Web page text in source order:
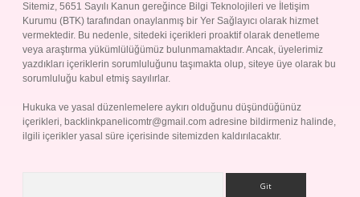
Sitemiz, 5651 Sayılı Kanun gereğince Bilgi Teknolojileri ve İletişim
Kurumu (BTK) tarafından onaylanmış bir Yer Sağlayıcı olarak hizmet
vermektedir. Bu nedenle, sitedeki içerikleri proaktif olarak denetleme
veya araştırma yükümlülüğümüz bulunmamaktadır. Ancak, üyelerimiz
yazdıkları içeriklerin sorumluluğunu taşımakta olup, siteye üye olarak bu
sorumluluğu kabul etmiş sayılırlar.
Hukuka ve yasal düzenlemelere aykırı olduğunu düşündüğünüz
içerikleri, backlinkpanelicomtr@gmail.com adresine bildirmeniz halinde,
ilgili içerikler yasal süre içerisinde sitemizden kaldırılacaktır.